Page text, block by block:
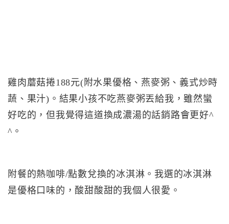
雞肉蘑菇捲188元(附水果優格、燕麥粥、義式炒時
蔬、果汁)。結果小孩不吃燕麥粥丟給我，雖然蠻
好吃的，但我覺得這道換成濃湯的話銷路會更好^
^。
附餐的熱咖啡/點數兌換的冰淇淋。我選的冰淇淋
是優格口味的，酸甜酸甜的我個人很愛。